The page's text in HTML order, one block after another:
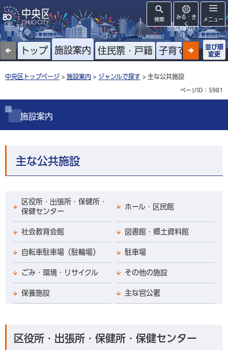
検索
みる・き
く
SUPPORT
メニュー
トップ 施設案内 住民票・戸籍 子育て 高齢者
並び順
変更
中央区トップページ > 施設案内 > ジャンルで探す > 主な公共施設
ページID：5981
施設案内
主な公共施設
区役所・出張所・保健所・
保健センター
ホール・区民館
社会教育会館 図書館・郷土資料館
自転車駐車場（駐輪場） 駐車場
ごみ・環境・リサイクル その他の施設
保養施設 主な官公署
区役所・出張所・保健所・保健センター